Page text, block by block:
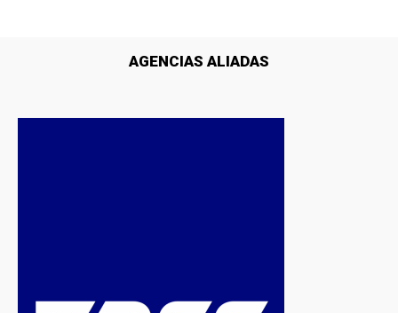
AGENCIAS ALIADAS